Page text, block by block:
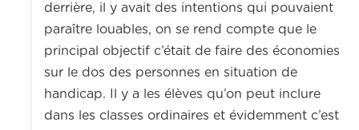
derrière, il y avait des intentions qui pouvaient
paraître louables, on se rend compte que le
principal objectif c’était de faire des économies
sur le dos des personnes en situation de
handicap. Il y a les élèves qu’on peut inclure
dans les classes ordinaires et évidemment c’est